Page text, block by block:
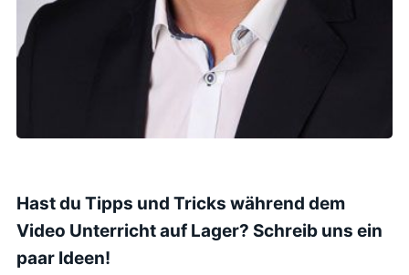
Hast du Tipps und Tricks während dem
Video Unterricht auf Lager? Schreib uns ein
paar Ideen!